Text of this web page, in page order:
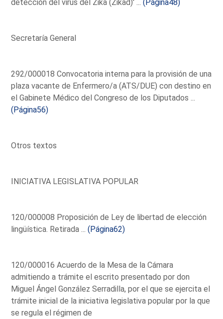
detección del virus del Zika (Zikad)' ...(Página48)
Secretaría General
292/000018 Convocatoria interna para la provisión de una
plaza vacante de Enfermero/a (ATS/DUE) con destino en
el Gabinete Médico del Congreso de los Diputados ...
(Página56)
Otros textos
INICIATIVA LEGISLATIVA POPULAR
120/000008 Proposición de Ley de libertad de elección
lingüística. Retirada ...(Página62)
120/000016 Acuerdo de la Mesa de la Cámara
admitiendo a trámite el escrito presentado por don
Miguel Ángel González Serradilla, por el que se ejercita el
trámite inicial de la iniciativa legislativa popular por la que
se regula el régimen de